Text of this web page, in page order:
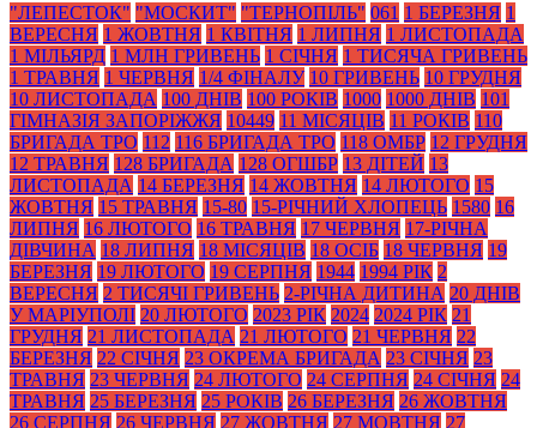
"ЛЕПЕСТОК" "МОСКИТ" "ТЕРНОПІЛЬ" 061 1 БЕРЕЗНЯ 1
ВЕРЕСНЯ 1 ЖОВТНЯ 1 КВІТНЯ 1 ЛИПНЯ 1 ЛИСТОПАДА
1 МІЛЬЯРД 1 МЛН ГРИВЕНЬ 1 СІЧНЯ 1 ТИСЯЧА ГРИВЕНЬ
1 ТРАВНЯ 1 ЧЕРВНЯ 1/4 ФІНАЛУ 10 ГРИВЕНЬ 10 ГРУДНЯ
10 ЛИСТОПАДА 100 ДНІВ 100 РОКІВ 1000 1000 ДНІВ 101
ГІМНАЗІЯ ЗАПОРІЖЖЯ 10449 11 МІСЯЦІВ 11 РОКІВ 110
БРИГАДА ТРО 112 116 БРИГАДА ТРО 118 ОМБР 12 ГРУДНЯ
12 ТРАВНЯ 128 БРИГАДА 128 ОГШБР 13 ДІТЕЙ 13
ЛИСТОПАДА 14 БЕРЕЗНЯ 14 ЖОВТНЯ 14 ЛЮТОГО 15
ЖОВТНЯ 15 ТРАВНЯ 15-80 15-РІЧНИЙ ХЛОПЕЦЬ 1580 16
ЛИПНЯ 16 ЛЮТОГО 16 ТРАВНЯ 17 ЧЕРВНЯ 17-РІЧНА
ДІВЧИНА 18 ЛИПНЯ 18 МІСЯЦІВ 18 ОСІБ 18 ЧЕРВНЯ 19
БЕРЕЗНЯ 19 ЛЮТОГО 19 СЕРПНЯ 1944 1994 РІК 2
ВЕРЕСНЯ 2 ТИСЯЧІ ГРИВЕНЬ 2-РІЧНА ДИТИНА 20 ДНІВ
У МАРІУПОЛІ 20 ЛЮТОГО 2023 РІК 2024 2024 РІК 21
ГРУДНЯ 21 ЛИСТОПАДА 21 ЛЮТОГО 21 ЧЕРВНЯ 22
БЕРЕЗНЯ 22 СІЧНЯ 23 ОКРЕМА БРИГАДА 23 СІЧНЯ 23
ТРАВНЯ 23 ЧЕРВНЯ 24 ЛЮТОГО 24 СЕРПНЯ 24 СІЧНЯ 24
ТРАВНЯ 25 БЕРЕЗНЯ 25 РОКІВ 26 БЕРЕЗНЯ 26 ЖОВТНЯ
26 СЕРПНЯ 26 ЧЕРВНЯ 27 ЖОВТНЯ 27 МОВТНЯ 27